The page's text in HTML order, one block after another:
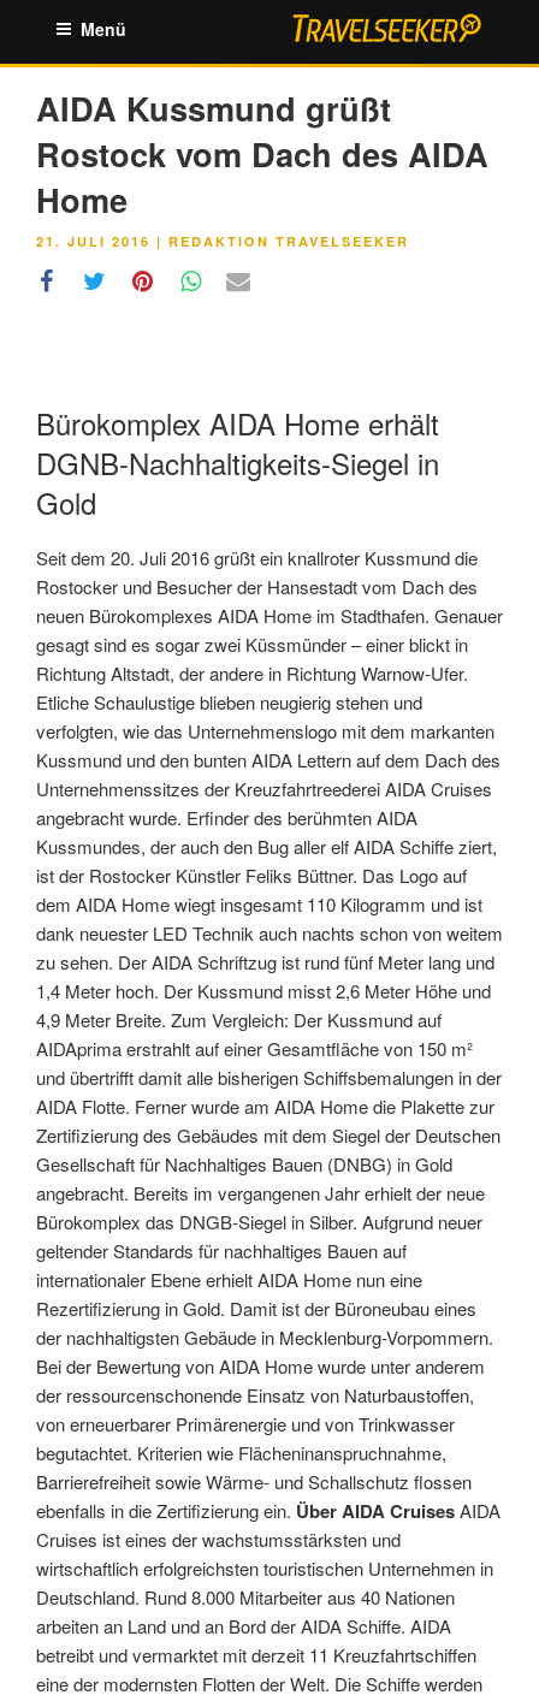
springen
Menü
AIDA Kussmund grüßt
Rostock vom Dach des AIDA
Home
VERÖFFENTLICHT
21. JULI 2016 | REDAKTION TRAVELSEEKER
Bürokomplex AIDA Home erhält
DGNB-Nachhaltigkeits-Siegel in
Gold
Seit dem 20. Juli 2016 grüßt ein knallroter Kussmund die
Rostocker und Besucher der Hansestadt vom Dach des
neuen Bürokomplexes AIDA Home im Stadthafen. Genauer
gesagt sind es sogar zwei Küssmünder – einer blickt in
Richtung Altstadt, der andere in Richtung Warnow-Ufer.
Etliche Schaulustige blieben neugierig stehen und
verfolgten, wie das Unternehmenslogo mit dem markanten
Kussmund und den bunten AIDA Lettern auf dem Dach des
Unternehmenssitzes der Kreuzfahrtreederei AIDA Cruises
angebracht wurde. Erfinder des berühmten AIDA
Kussmundes, der auch den Bug aller elf AIDA Schiffe ziert,
ist der Rostocker Künstler Feliks Büttner. Das Logo auf
dem AIDA Home wiegt insgesamt 110 Kilogramm und ist
dank neuester LED Technik auch nachts schon von weitem
zu sehen. Der AIDA Schriftzug ist rund fünf Meter lang und
1,4 Meter hoch. Der Kussmund misst 2,6 Meter Höhe und
4,9 Meter Breite. Zum Vergleich: Der Kussmund auf
AIDAprima erstrahlt auf einer Gesamtfläche von 150 m²
und übertrifft damit alle bisherigen Schiffsbemalungen in der
AIDA Flotte. Ferner wurde am AIDA Home die Plakette zur
Zertifizierung des Gebäudes mit dem Siegel der Deutschen
Gesellschaft für Nachhaltiges Bauen (DNBG) in Gold
angebracht. Bereits im vergangenen Jahr erhielt der neue
Bürokomplex das DNGB-Siegel in Silber. Aufgrund neuer
geltender Standards für nachhaltiges Bauen auf
internationaler Ebene erhielt AIDA Home nun eine
Rezertifizierung in Gold. Damit ist der Büroneubau eines
der nachhaltigsten Gebäude in Mecklenburg-Vorpommern.
Bei der Bewertung von AIDA Home wurde unter anderem
der ressourcenschonende Einsatz von Naturbaustoffen,
von erneuerbarer Primärenergie und von Trinkwasser
begutachtet. Kriterien wie Flächeninanspruchnahme,
Barrierefreiheit sowie Wärme- und Schallschutz flossen
ebenfalls in die Zertifizierung ein. Über AIDA CruisesAIDA
Cruises ist eines der wachstumsstärksten und
wirtschaftlich erfolgreichsten touristischen Unternehmen in
Deutschland. Rund 8.000 Mitarbeiter aus 40 Nationen
arbeiten an Land und an Bord der AIDA Schiffe. AIDA
betreibt und vermarktet mit derzeit 11 Kreuzfahrtschiffen
eine der modernsten Flotten der Welt. Die Schiffe werden